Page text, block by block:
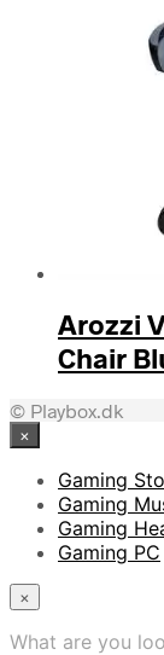
Arozzi
Chair
© Playbox.dk
×
Gaming
Gaming
Gaming
Gaming PC
×
What are you